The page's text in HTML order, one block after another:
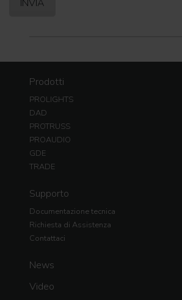
Prodotti
PROLIGHTS
DAD
PROTRUSS
PROAUDIO
GDE
TRADE
Supporto
Documentazione tecnica
Richiesta di Assistenza
Contattaci
News
Video